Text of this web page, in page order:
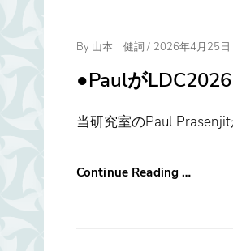
By 山本 健詞 / Posted
2026年4月25日
●Paulが
当研究室のPaul
Continue Reading …